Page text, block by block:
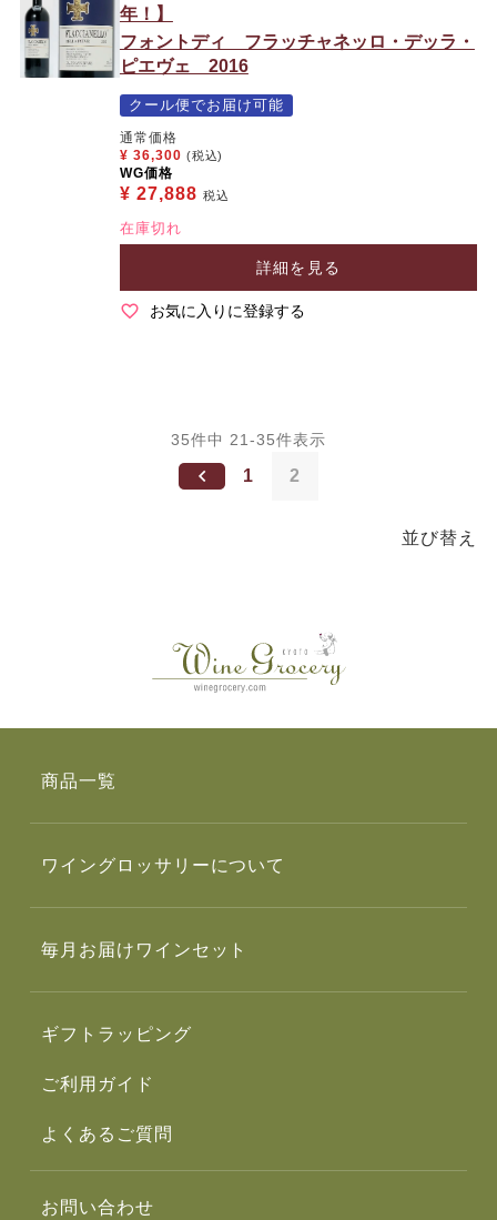
年！】
フォントディ フラッチャネッロ・デッラ・
ピエヴェ 2016
クール便でお届け可能
通常価格
¥ 36,300 (税込)
WG価格
¥ 27,888 税込
在庫切れ
詳細を見る
お気に入りに登録する
並び替え
35件中 21 -35件表示
1 2
商品一覧
ワイングロッサリーについて
毎月お届けワインセット
ギフトラッピング
ご利用ガイド
よくあるご質問
お問い合わせ